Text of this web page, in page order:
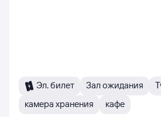
Эл. билет Зал ожидания
камера хранения
кафе